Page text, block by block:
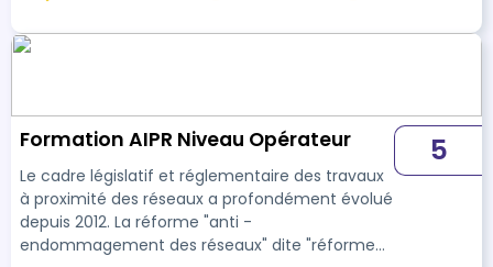
Formation Plus vous accompagne avec des
formations adaptées à vos besoins et à votre
Formation AIPR Niveau Opérateur
Le cadre législatif et réglementaire des travaux
à proximité des réseaux a profondément évolué
depuis 2012. La réforme "anti -
endommagement des réseaux" dite "réforme
5